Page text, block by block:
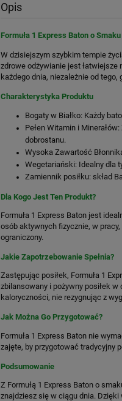
Opis
Formuła 1 Express Baton o
W dzisiejszym szybkim tempie
zdrowe odżywianie jest
każdego dnia, niezależnie od tego,
Charakterystyka Produktu
Bogaty w Białko: Każdy
Pełen Witamin i
dobrostanu.
Wysoka Zawartość
Wegetariański: Idealny dla
Zamiennik posiłku: skład
Dla Kogo Jest Ten Produkt?
Formuła 1 Express Baton jest
osób aktywnych fizycznie, w
ograniczony.
Jakie Zapotrzebowanie Spełnia?
Zastępując posiłek, Formuła 1
zbilansowany i pożywny posiłek
kaloryczności, nie rezygnując z
Jak Można Go Przygotować?
Formuła 1 Express Baton nie
zajęte, by przygotować tradycyjny
Podsumowanie
Z Formułą 1 Express Baton o
znajdziesz się w ciągu dnia.